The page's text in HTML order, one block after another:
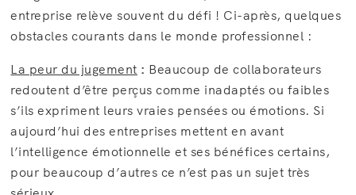
entreprise relève souvent du défi ! Ci-après, quelques
obstacles courants dans le monde professionnel :
La peur du jugement : Beaucoup de collaborateurs
redoutent d’être perçus comme inadaptés ou faibles
s’ils expriment leurs vraies pensées ou émotions. Si
aujourd’hui des entreprises mettent en avant
l’intelligence émotionnelle et ses bénéfices certains,
pour beaucoup d’autres ce n’est pas un sujet très